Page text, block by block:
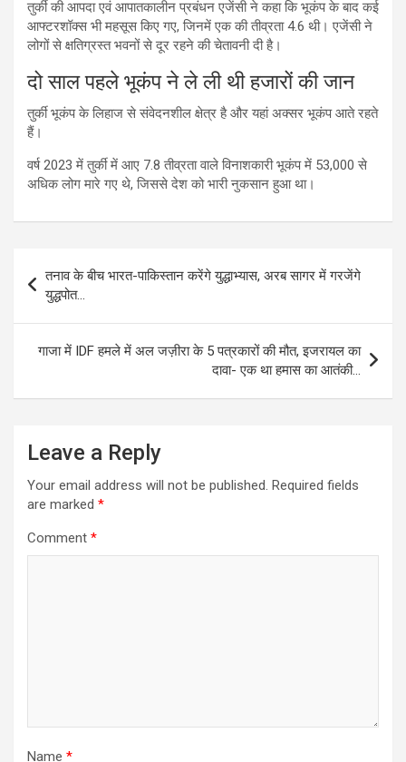
तुर्की की आपदा एवं आपातकालीन प्रबंधन एजेंसी ने कहा कि भूकंप के बाद कई
आफ्टरशॉक्स भी महसूस किए गए, जिनमें एक की तीव्रता 4.6 थी। एजेंसी ने
लोगों से क्षतिग्रस्त भवनों से दूर रहने की चेतावनी दी है।
दो साल पहले भूकंप ने ले ली थी हजारों की जान
तुर्की भूकंप के लिहाज से संवेदनशील क्षेत्र है और यहां अक्सर भूकंप आते रहते
हैं।
वर्ष 2023 में तुर्की में आए 7.8 तीव्रता वाले विनाशकारी भूकंप में 53,000 से
अधिक लोग मारे गए थे, जिससे देश को भारी नुकसान हुआ था।
navigation
तनाव के बीच भारत-पाकिस्तान करेंगे युद्धाभ्यास, अरब सागर में गरजेंगे
युद्धपोत…
गाजा में IDF हमले में अल जज़ीरा के 5 पत्रकारों की मौत, इजरायल का
दावा- एक था हमास का आतंकी…
Leave a Reply
Your email address will not be published. Required fields
are marked *
Comment *
Name *